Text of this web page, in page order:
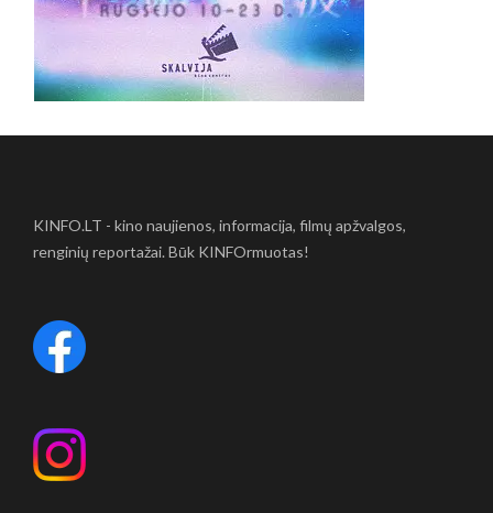
KINFO.LT - kino naujienos, informacija, filmų apžvalgos,
renginių reportažai. Būk KINFOrmuotas!